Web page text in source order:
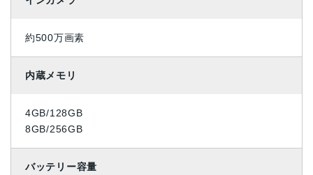
約500万画素
内蔵メモリ
4GB/128GB
8GB/256GB
バッテリー容量